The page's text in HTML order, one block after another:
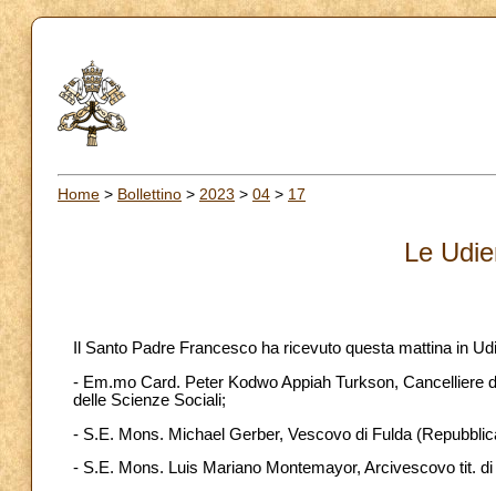
Home > Bollettino > 2023 > 04 > 17
Le
Il Santo Padre Francesco ha ricevuto questa mattina in
- Em.mo Card. Peter Kodwo Appiah Turkson, Cancelliere
delle Scienze Sociali;
- S.E. Mons. Michael Gerber, Vescovo di Fulda
- S.E. Mons. Luis Mariano Montemayor, Arcivescovo tit.